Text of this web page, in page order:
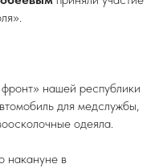
нашей республики
для медслужбы,
одеяла.
накануне в